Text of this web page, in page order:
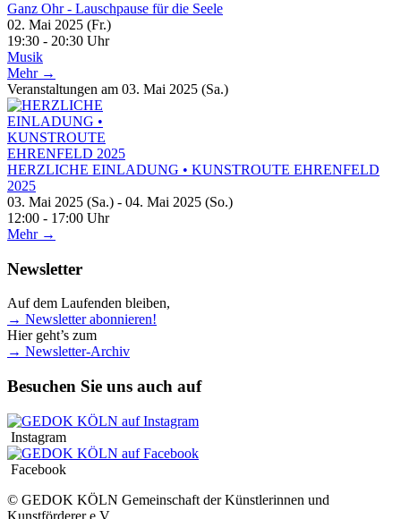
Ganz Ohr - Lauschpause für die Seele
02. Mai 2025 (Fr.)
19:30 - 20:30 Uhr
Musik
Mehr →
Veranstaltungen am 03. Mai 2025 (Sa.)
HERZLICHE EINLADUNG • KUNSTROUTE EHRENFELD
2025
03. Mai 2025 (Sa.) - 04. Mai 2025 (So.)
12:00 - 17:00 Uhr
Mehr →
Newsletter
Auf dem Laufenden bleiben,
→ Newsletter abonnieren!
Hier geht’s zum
→ Newsletter-Archiv
Besuchen Sie uns auch auf
Instagram
Facebook
© GEDOK KÖLN Gemeinschaft der Künstlerinnen und
Kunstförderer e.V.